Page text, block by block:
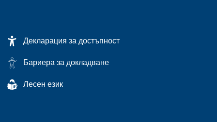
Декларация за достъпност
Бариера за докладване
Лесен език